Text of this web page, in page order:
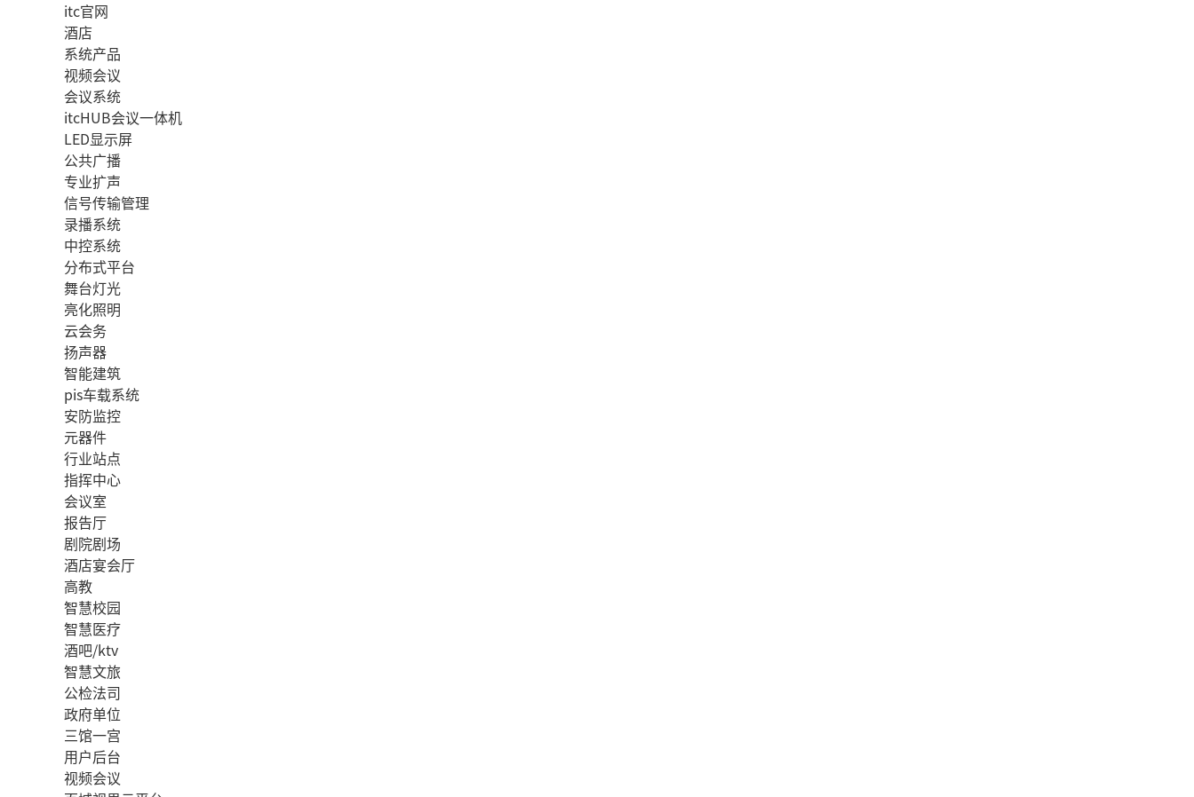
itc官网
酒店
系统产品
视频会议
会议系统
itcHUB会议一体机
LED显示屏
公共广播
专业扩声
信号传输管理
录播系统
中控系统
分布式平台
舞台灯光
亮化照明
云会务
扬声器
智能建筑
pis车载系统
安防监控
元器件
行业站点
指挥中心
会议室
报告厅
剧院剧场
酒店宴会厅
高教
智慧校园
智慧医疗
酒吧/ktv
智慧文旅
公检法司
政府单位
三馆一宫
用户后台
视频会议